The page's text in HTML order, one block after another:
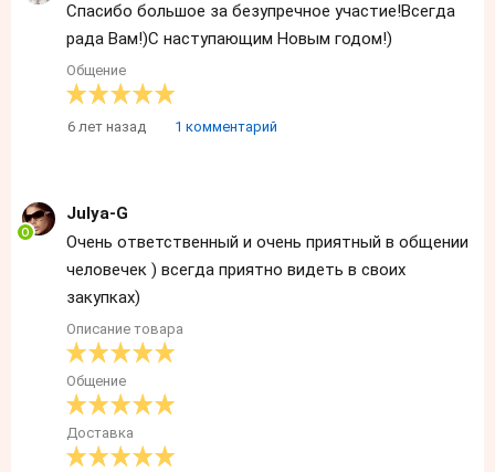
Спасибо большое за безупречное участие!Всегда
рада Вам!)С наступающим Новым годом!)
Общение
6 лет назад 1 комментарий
Julya-G
Очень ответственный и очень приятный в общении
человечек ) всегда приятно видеть в своих
закупках)
Описание товара
Общение
Доставка